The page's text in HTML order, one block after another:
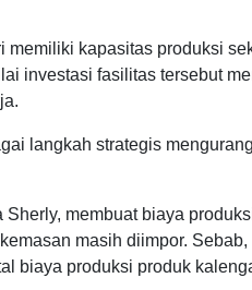
kapasitas produksi
investasi fasilitas tersebut
langkah strategis
membuat biaya
masih diimpor.
biaya produksi produk